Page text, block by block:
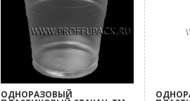
ОДНОРАЗОВЫЙ